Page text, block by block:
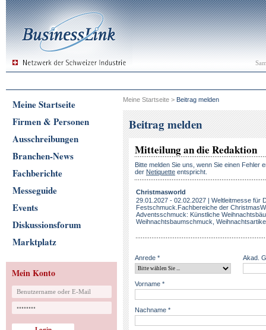
Meine Startseite
Firmen & Personen
Ausschreibungen
Branchen-News
Fachberichte
Messeguide
Events
Diskussionsforum
Marktplatz
Mein Konto
Meine Startseite > Beitrag melden
Beitrag melden
Mitteilung an die Redaktion
Bitte melden Sie uns, wenn Sie einen Fehler
der Netiquette entspricht.
Christmasworld
29.01.2027 - 02.02.2027 | Weltleitmesse für
Festschmuck.Fachbereiche der
Adventsschmuck: Künstliche
Weihnachtsbaumschmuck,
Anrede * Akad.
Vorname *
Nachname *